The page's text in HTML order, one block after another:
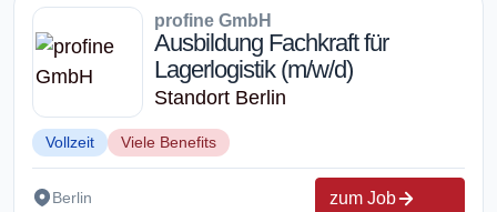
profine GmbH
Ausbildung Fachkraft für
Lagerlogistik (m/w/d)
Standort Berlin
Vollzeit Viele Benefits
Berlin zum Job